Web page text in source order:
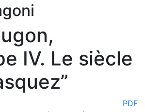
IV. Le siècle
PDF